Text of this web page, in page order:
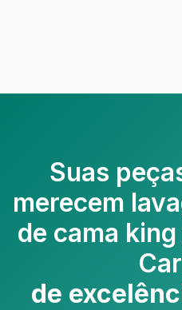
Suas
merecem
de cama
de